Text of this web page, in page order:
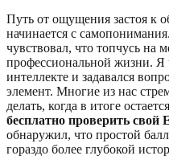
Путь от ощущения застоя к
начинается с
чувствовал, что топчусь на
профессиональной жизни. Я
интеллекте и задавался
элемент. Многие из нас
делать, когда в итоге
бесплатно проверить свой
обнаружил, что простой
гораздо более глубокой